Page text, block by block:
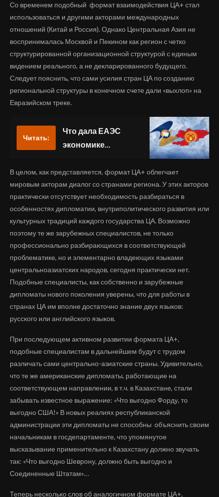
Со временем подобный формат взаимодействия ЦА+ стал
использоваться и другими акторами международных
отношений (Китай и Россия). Однако Центральная Азия не
воспринималась Москвой и Пекином как регион с четко
структурированной организационной структурой с единым
видением реального, а не декларированного будущего.
Следует пояснить, что сами усилия стран ЦА по созданию
региональной структуры в конечном счете дали «выхлоп» на
Евразийском треке.
Читать:
Что дала ЕАЭС
экономике...
В целом, как представляется, формат ЦА+ облегчает
мировым акторам диалог со странами региона. У этих акторов
практически отсутствует необходимость разбираться в
особенностях дипломатии, внутриполитического развития или
культурных традиций каждого государства ЦА. Возможно
поэтому те же зарубежных специалистов, не только
профессионально разбирающихся в соответствующей
проблематике, но и элементарно владеющих языками
центральноазиатских народов, сегодня практически нет.
Подобные специалисты, как собственно и зарубежные
дипломаты нового поколения уверены, что для работы в
странах ЦА им вполне достаточно знание двух языков:
русского или английского языков.
При последующем активном развитии формата ЦА+,
подобные специалистам в дальнейшем будут с трудом
различать сами центрально-азиатские страны. Удивительно,
что те же американские дипломаты, работающие на
соответствующем направлении, в т.ч. в Казахстане, стали
забывать известное выражение: «Что выгодно Форду, то
выгодно США!» В новых реалиях республиканской
администрации эти дипломаты не способны объяснить своим
начальникам в госдепартаменте, что упомянутое
высказывание применительно к Казахстану должно звучать
так: «Что выгодно Шеврону, должно быть выгодно и
Соединенные Штатам»…
Теперь несколько слов об аналогичном формате ЦА+,